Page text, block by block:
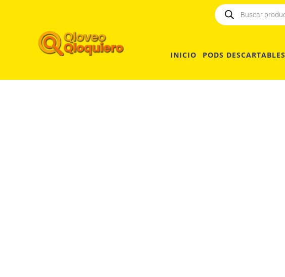
INICIO PODS DESCARTABLES